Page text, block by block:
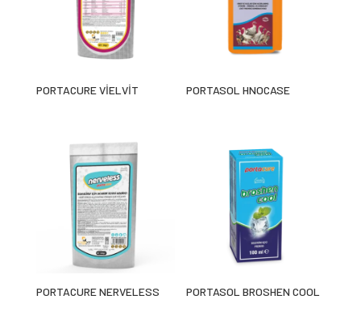
PORTACURE VİELVİT PORTASOL HNOCASE
PORTACURE NERVELESS PORTASOL BROSHEN COOL